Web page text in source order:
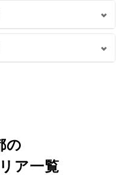
の
ア一覧